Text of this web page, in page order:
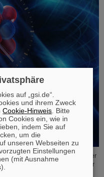
entscheidender Schritt zu einer
Am europäischen Röntgenlaser
Basis des Elements Scandium
auf „gsi.de“.
und ihrem Zweck
Cookie-Hinweis . Bitte
Cookies ein, wie in
indem Sie auf
um die
unseren Webseiten zu
Einstellungen
(mit Ausnahme